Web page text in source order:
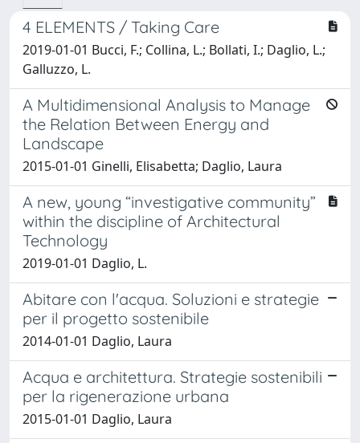
4 ELEMENTS / Taking Care
2019-01-01 Bucci, F.; Collina, L.; Bollati, I.; Daglio, L.;
Galluzzo, L.
A Multidimensional Analysis to Manage
the Relation Between Energy and
Landscape
2015-01-01 Ginelli, Elisabetta; Daglio, Laura
A new, young “investigative community”
within the discipline of Architectural
Technology
2019-01-01 Daglio, L.
Abitare con l'acqua. Soluzioni e strategie
per il progetto sostenibile
2014-01-01 Daglio, Laura
Acqua e architettura. Strategie sostenibili
per la rigenerazione urbana
2015-01-01 Daglio, Laura